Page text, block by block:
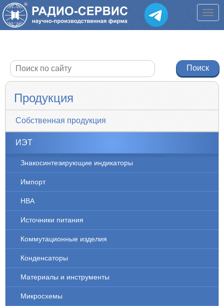
Продукция
Собственная продукция
ИЭТ
Знакосинтезирующие индикаторы
Импорт
НВА
Источники питания
Коммутационные изделия
Конденсаторы
Материалы и инструменты
Микросхемы